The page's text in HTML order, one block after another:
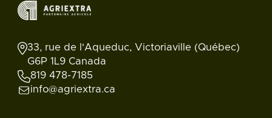
33, rue de l'Aqueduc, Victoriaville (Québec)
G6P 1L9 Canada
819 478-7185
info@agriextra.ca